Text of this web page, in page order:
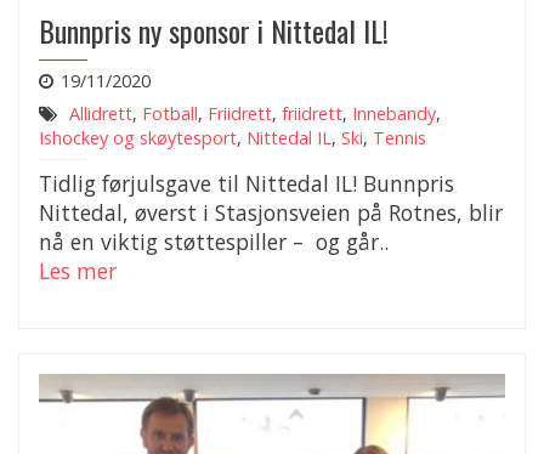
Bunnpris ny sponsor i Nittedal IL!
19/11/2020
Allidrett, Fotball, Friidrett, friidrett, Innebandy,
Ishockey og skøytesport, Nittedal IL, Ski, Tennis
Tidlig førjulsgave til Nittedal IL! Bunnpris
Nittedal, øverst i Stasjonsveien på Rotnes, blir
nå en viktig støttespiller – og går..
Les mer